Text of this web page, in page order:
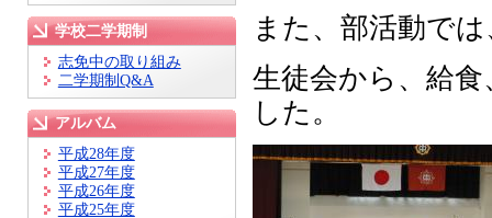
学校二学期制
志免中の取り組み
二学期制Q&A
アルバム
平成28年度
平成27年度
平成26年度
平成25年度
また、部活動で
生徒会から、給
した。